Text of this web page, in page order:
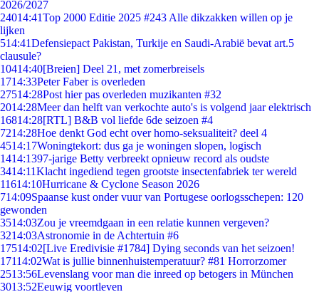
2026/2027
24014:41Top 2000 Editie 2025 #243 Alle dikzakken willen op je
lijken
514:41Defensiepact Pakistan, Turkije en Saudi-Arabië bevat art.5
clausule?
10414:40[Breien] Deel 21, met zomerbreisels
1714:33Peter Faber is overleden
27514:28Post hier pas overleden muzikanten #32
2014:28Meer dan helft van verkochte auto's is volgend jaar elektrisch
16814:28[RTL] B&B vol liefde 6de seizoen #4
7214:28Hoe denkt God echt over homo-seksualiteit? deel 4
4514:17Woningtekort: dus ga je woningen slopen, logisch
1414:1397-jarige Betty verbreekt opnieuw record als oudste
3414:11Klacht ingediend tegen grootste insectenfabriek ter wereld
11614:10Hurricane & Cyclone Season 2026
714:09Spaanse kust onder vuur van Portugese oorlogsschepen: 120
gewonden
3514:03Zou je vreemdgaan in een relatie kunnen vergeven?
3214:03Astronomie in de Achtertuin #6
17514:02[Live Eredivisie #1784] Dying seconds van het seizoen!
17114:02Wat is jullie binnenhuistemperatuur? #81 Horrorzomer
2513:56Levenslang voor man die inreed op betogers in München
3013:52Eeuwig voortleven